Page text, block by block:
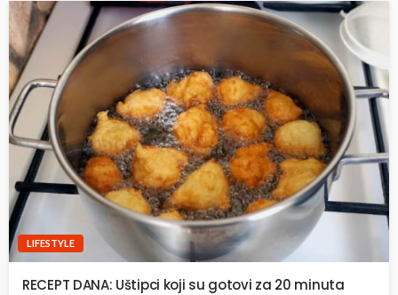
LIFESTYLE
RECEPT DANA: Uštipci koji su gotovi za 20 minuta